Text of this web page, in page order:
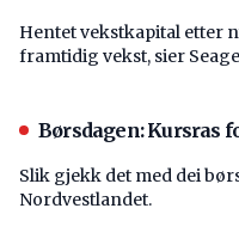
Hentet vekstkapital etter
framtidig vekst, sier
Børsdagen: Kursras
Slik gjekk det med dei
Nordvestlandet.